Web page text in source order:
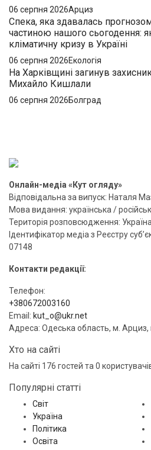
06 серпня 2026Арциз
Спека, яка здавалась
частиною нашого сьогодення:
кліматичну кризу в Україні
06 серпня 2026Екологія
На Харківщині загинув
Михайло Кишлали
06 серпня 2026Болград
Онлайн-медіа «Кут огляду»
Відповідальна за випуск: Наталя
Мова видання: українська /
Територія розповсюдження: Україна
Ідентифікатор медіа з Реєстру
07148
Контакти редакції:
Телефон:
+380672003160
Email: kut_o@ukr.net
Адреса: Одеська область, м. Арциз,
Хто на сайті
На сайті 176 гостей та 0
Популярні статті
Світ
Україна
Політика
Освіта